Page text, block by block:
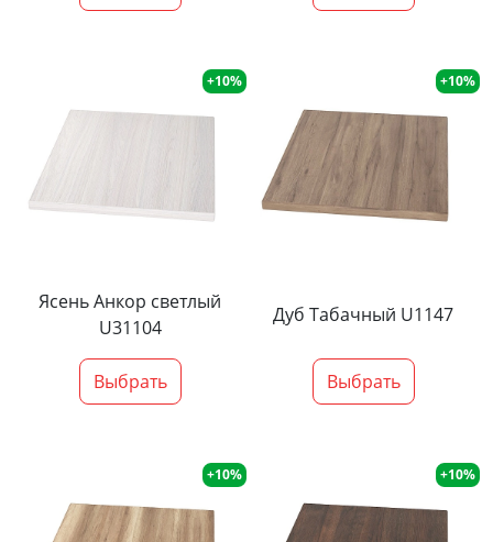
+10%
Ясень Анкор светлый
U31104
Выбрать
+10%
Дуб Табачный U1147
Выбрать
+10% +10%